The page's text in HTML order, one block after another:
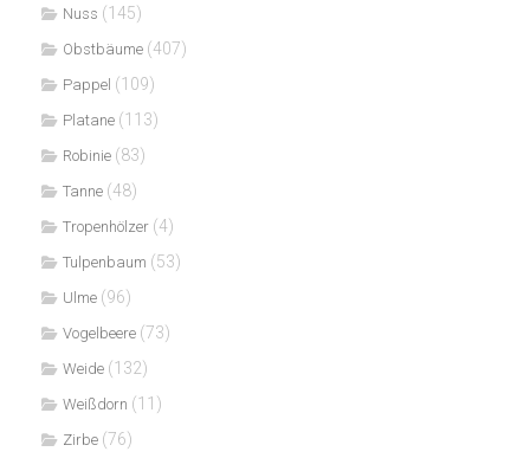
Nuss (145)
Obstbäume (407)
Pappel (109)
Platane (113)
Robinie (83)
Tanne (48)
Tropenhölzer (4)
Tulpenbaum (53)
Ulme (96)
Vogelbeere (73)
Weide (132)
Weißdorn (11)
Zirbe (76)